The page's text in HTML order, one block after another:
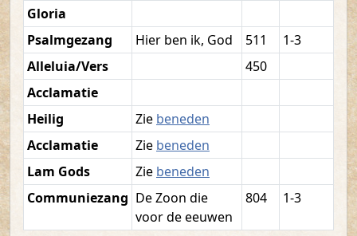
Gloria
Psalmgezang
Hier ben ik, God 511
1-3
Alleluia/Vers
450
Acclamatie
Heilig
Zie beneden
Acclamatie
Zie beneden
Lam Gods
Zie beneden
Communiezang De Zoon die
voor de eeuwen
804 1-3